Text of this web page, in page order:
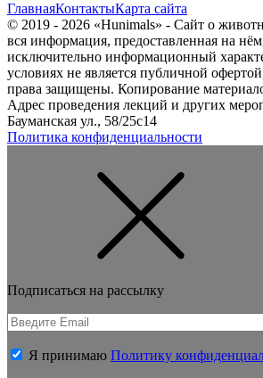
ГлавнаяКонтактыКарта сайта
© 2019 - 2026 «Hunimals» - Сайт о
вся информация, предоставленная на
исключительно информационный
условиях не является публичной
права защищены. Копирование
Адрес проведения лекций и других
Бауманская ул., 58/25с14
Политика конфиденциальности
Подписаться на рассылку
Я принимаю Политику